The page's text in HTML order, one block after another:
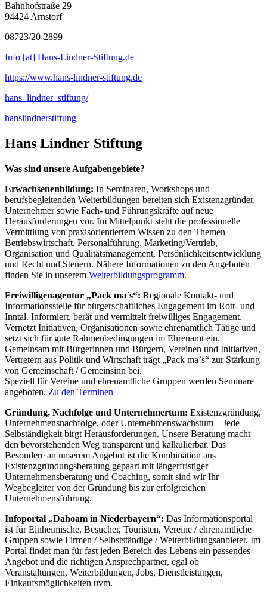
Bahnhofstraße 29
94424 Arnstorf
08723/20-2899
Info [at] Hans-Lindner-Stiftung.de
https://www.hans-lindner-stiftung.de
hans_lindner_stiftung/
hanslindnerstiftung
Hans Lindner Stiftung
Was sind unsere Aufgabengebiete?
Erwachsenenbildung: In Seminaren, Workshops und
berufsbegleitenden Weiterbildungen bereiten sich Existenzgründer,
Unternehmer sowie Fach- und Führungskräfte auf neue
Herausforderungen vor. Im Mittelpunkt steht die professionelle
Vermittlung von praxisorientiertem Wissen zu den Themen
Betriebswirtschaft, Personalführung, Marketing/Vertrieb,
Organisation und Qualitätsmanagement, Persönlichkeitsentwicklung
und Recht und Steuern. Nähere Informationen zu den Angeboten
finden Sie in unserem Weiterbildungsprogramm.
Freiwilligenagentur „Pack ma´s“: Regionale Kontakt- und
Informationsstelle für bürgerschaftliches Engagement im Rott- und
Inntal. Informiert, berät und vermittelt freiwilliges Engagement.
Vernetzt Initiativen, Organisationen sowie ehrenamtlich Tätige und
setzt sich für gute Rahmenbedingungen im Ehrenamt ein.
Gemeinsam mit Bürgerinnen und Bürgern, Vereinen und Initiativen,
Vertretern aus Politik und Wirtschaft trägt „Pack ma`s“ zur Stärkung
von Gemeinschaft / Gemeinsinn bei.
Speziell für Vereine und ehrenamtliche Gruppen werden Seminare
angeboten. Zu den Terminen
Gründung, Nachfolge und Unternehmertum: Existenzgründung,
Unternehmensnachfolge, oder Unternehmenswachstum – Jede
Selbständigkeit birgt Herausforderungen. Unsere Beratung macht
den bevorstehenden Weg transparent und kalkulierbar. Das
Besondere an unserem Angebot ist die Kombination aus
Existenzgründungsberatung gepaart mit längerfristiger
Unternehmensberatung und Coaching, somit sind wir Ihr
Wegbegleiter von der Gründung bis zur erfolgreichen
Unternehmensführung.
Infoportal „Dahoam in Niederbayern“: Das Informationsportal
ist für Einheimische, Besucher, Touristen, Vereine / ehrenamtliche
Gruppen sowie Firmen / Selbstständige / Weiterbildungsanbieter. Im
Portal findet man für fast jeden Bereich des Lebens ein passendes
Angebot und die richtigen Ansprechpartner, egal ob
Veranstaltungen, Weiterbildungen, Jobs, Dienstleistungen,
Einkaufsmöglichkeiten uvm.